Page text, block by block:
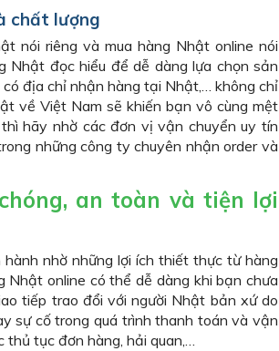
chất lượng
nói riêng và mua hàng Nhật online nói
Nhật đọc hiểu để dễ dàng lựa chọn sản
địa chỉ nhận hàng tại Nhật,… không chỉ
về Việt Nam sẽ khiến bạn vô cùng mệt
hãy nhờ các đơn vị vận chuyển uy tín
những công ty chuyên nhận order và
an toàn và tiện lợi
nhờ những lợi ích thiết thực từ hàng
online có thể dễ dàng khi bạn chưa
tiếp trao đổi với người Nhật bản xứ do
sự cố trong quá trình thanh toán và vận
tục đơn hàng, hải quan,…